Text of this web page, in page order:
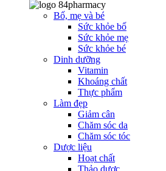
Bố, mẹ và bé
Sức khỏe bố
Sức khỏe mẹ
Sức khỏe bé
Dinh dưỡng
Vitamin
Khoáng chất
Thực phẩm
Làm đẹp
Giảm cân
Chăm sóc da
Chăm sóc tóc
Dược liệu
Hoạt chất